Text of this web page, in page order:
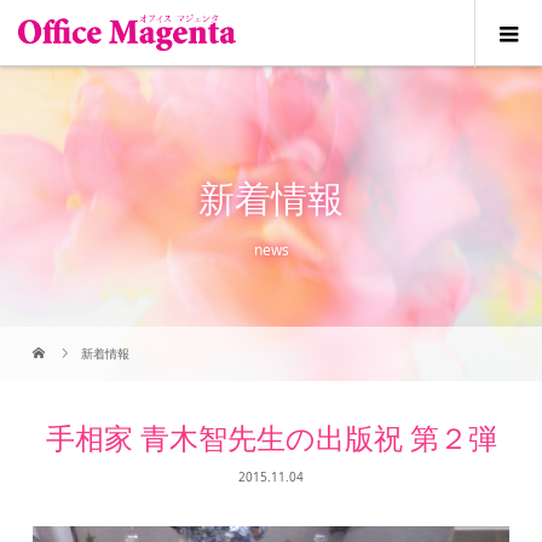
新着情報
news
新着情報
手相家 青木智先生の出版祝 第２弾
2015.11.04